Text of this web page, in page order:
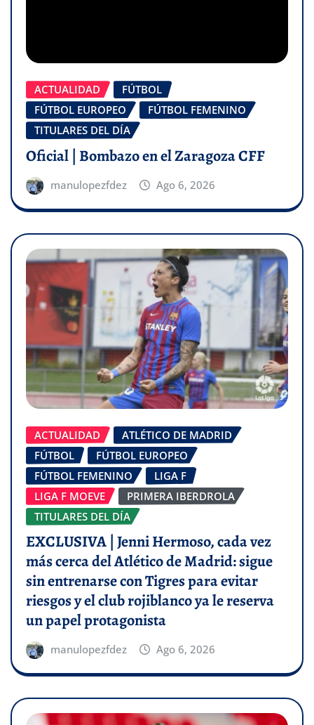
ACTUALIDAD
FÚTBOL
FÚTBOL EUROPEO
FÚTBOL FEMENINO
TITULARES DEL DÍA
Oficial | Bombazo en el Zaragoza CFF
manulopezfdez Ago 6, 2026
ACTUALIDAD
ATLÉTICO DE MADRID
FÚTBOL
FÚTBOL EUROPEO
FÚTBOL FEMENINO
LIGA F
LIGA F MOEVE
PRIMERA IBERDROLA
TITULARES DEL DÍA
EXCLUSIVA | Jenni Hermoso, cada vez
más cerca del Atlético de Madrid: sigue
sin entrenarse con Tigres para evitar
riesgos y el club rojiblanco ya le reserva
un papel protagonista
manulopezfdez Ago 6, 2026